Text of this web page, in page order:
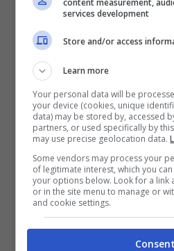
Formia, bellezze
su ‘Un’Estate Italiana’
Formia raccontata su Rai 1 in
Bellezze storiche e
services development
Store and/or access
Learn more
Your personal data will be
your device (cookies, unique
data) may be stored by, accessed
partners, or used specifically by
may use precise geolocation data.
Some vendors may process your
of legitimate interest, which you
your options below. Look for a link
or in the site menu to manage or
and cookie settings.
Consent